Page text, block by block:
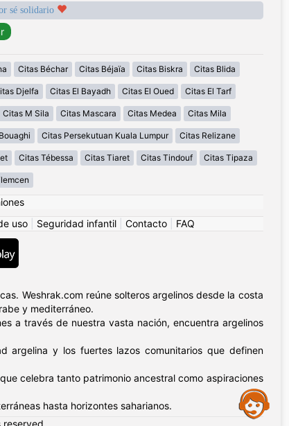
sé solidario
Citas Béchar Citas Béjaïa Citas Biskra Citas Blida
Djelfa Citas El Bayadh Citas El Oued Citas El Tarf
Citas M Sila Citas Mascara Citas Medea Citas Mila
Citas Persekutuan Kuala Lumpur Citas Relizane
Citas Tébessa Citas Tiaret Citas Tindouf Citas Tipaza
uso Seguridad infantil Contacto FAQ
Weshrak.com reúne solteros argelinos desde la costa
y mediterráneo.
a través de nuestra vasta nación, encuentra argelinos
argelina y los fuertes lazos comunitarios que definen
celebra tanto patrimonio ancestral como aspiraciones
hasta horizontes saharianos.